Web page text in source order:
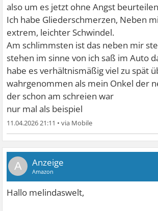
also um es jetzt ohne Angst
Ich habe Gliederschmerzen, Neben
extrem, leichter Schwindel.
Am schlimmsten ist das neben mir
stehen im sinne von ich saß im Auto
habe es verhältnismäßig viel zu spät
wahrgenommen als mein Onkel der
der schon am schreien war
nur mal als beispiel
11.04.2026 21:11 •
A